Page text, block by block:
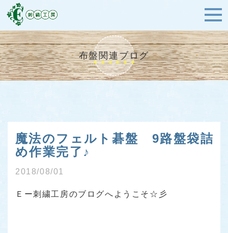
布盤関連ブログ
魔法のフェルト碁盤 9路盤袋詰
め作業完了♪
2018/08/01
Ｅー刺繍工房のブログへようこそ☆彡